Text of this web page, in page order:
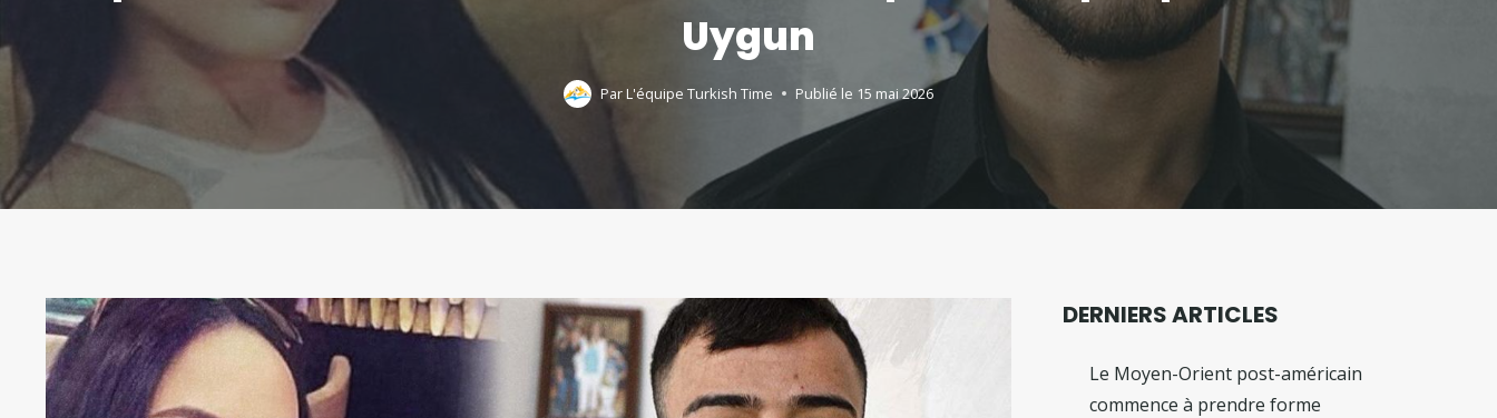
Uygun
Par L'équipe Turkish Time Publié le 15 mai 2026
DERNIERS ARTICLES
Le Moyen-Orient post-américain
commence à prendre forme